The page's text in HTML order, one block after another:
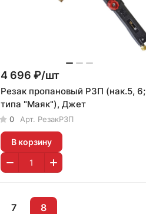
4 696 ₽/шт
Резак пропановый Р3П (нак.5, 6;
типа "Маяк"), Джет
0 Арт. РезакР3П
В корзину
7 8